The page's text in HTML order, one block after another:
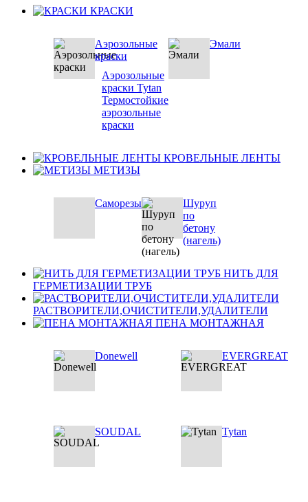
КРАСКИ
Аэрозольные
краски
Аэрозольные
краски Tytan
Термостойкие
аэрозольные
краски
Эмали
КРОВЕЛЬНЫЕ ЛЕНТЫ
МЕТИЗЫ
Саморезы
Шуруп
по
бетону
(нагель)
НИТЬ ДЛЯ
ГЕРМЕТИЗАЦИИ ТРУБ
РАСТВОРИТЕЛИ,ОЧИСТИТЕЛИ,УДАЛИТЕЛИ
ПЕНА МОНТАЖНАЯ
Donewell EVERGREAT
SOUDAL Tytan